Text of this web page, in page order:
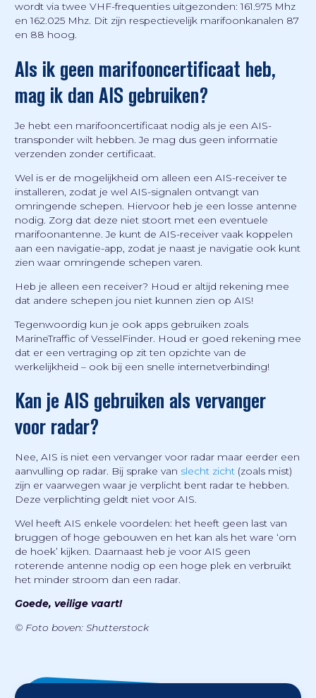
wordt via twee VHF-frequenties uitgezonden: 161.975 Mhz
en 162.025 Mhz. Dit zijn respectievelijk marifoonkanalen 87
en 88 hoog.
Als ik geen marifooncertificaat heb,
mag ik dan AIS gebruiken?
Je hebt een marifooncertificaat nodig als je een AIS-
transponder wilt hebben. Je mag dus geen informatie
verzenden zonder certificaat.
Wel is er de mogelijkheid om alleen een AIS-receiver te
installeren, zodat je wel AIS-signalen ontvangt van
omringende schepen. Hiervoor heb je een losse antenne
nodig. Zorg dat deze niet stoort met een eventuele
marifoonantenne. Je kunt de AIS-receiver vaak koppelen
aan een navigatie-app, zodat je naast je navigatie ook kunt
zien waar omringende schepen varen.
Heb je alleen een receiver? Houd er altijd rekening mee
dat andere schepen jou niet kunnen zien op AIS!
Tegenwoordig kun je ook apps gebruiken zoals
MarineTraffic of VesselFinder. Houd er goed rekening mee
dat er een vertraging op zit ten opzichte van de
werkelijkheid – ook bij een snelle internetverbinding!
Kan je AIS gebruiken als vervanger
voor radar?
Nee, AIS is niet een vervanger voor radar maar eerder een
aanvulling op radar. Bij sprake van slecht zicht (zoals mist)
zijn er vaarwegen waar je verplicht bent radar te hebben.
Deze verplichting geldt niet voor AIS.
Wel heeft AIS enkele voordelen: het heeft geen last van
bruggen of hoge gebouwen en het kan als het ware ‘om
de hoek’ kijken. Daarnaast heb je voor AIS geen
roterende antenne nodig op een hoge plek en verbruikt
het minder stroom dan een radar.
Goede, veilige vaart!
© Foto boven: Shutterstock